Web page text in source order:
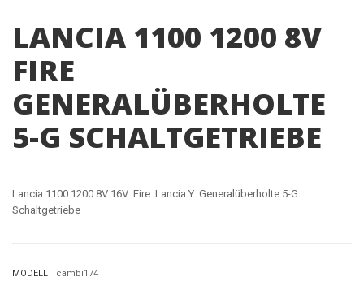
LANCIA 1100 1200 8V
FIRE
GENERALÜBERHOLTE
5-G SCHALTGETRIEBE
Lancia 1100 1200 8V 16V Fire Lancia Y Generalüberholte 5-G
Schaltgetriebe
MODELL cambi174